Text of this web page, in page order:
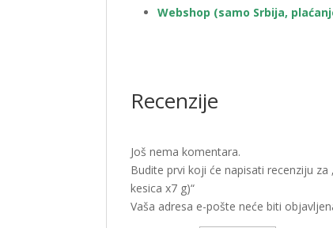
Webshop (samo Srbija,
Recenzije
Još nema komentara.
Budite prvi koji će napisati recenziju za
kesica x7 g)“
Vaša adresa e-pošte neće biti